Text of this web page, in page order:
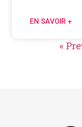
EN SAVOIR +
«